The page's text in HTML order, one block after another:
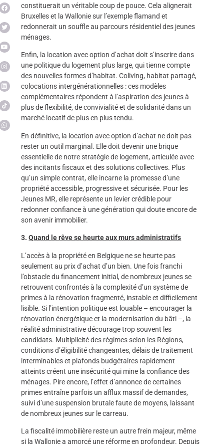
constituerait un véritable coup de pouce. Cela alignerait
Bruxelles et la Wallonie sur l’exemple flamand et
redonnerait un souffle au parcours résidentiel des jeunes
ménages.
Enfin, la location avec option d’achat doit s’inscrire dans
une politique du logement plus large, qui tienne compte
des nouvelles formes d’habitat. Coliving, habitat partagé,
colocations intergénérationnelles : ces modèles
complémentaires répondent à l’aspiration des jeunes à
plus de flexibilité, de convivialité et de solidarité dans un
marché locatif de plus en plus tendu.
En définitive, la location avec option d’achat ne doit pas
rester un outil marginal. Elle doit devenir une brique
essentielle de notre stratégie de logement, articulée avec
des incitants fiscaux et des solutions collectives. Plus
qu’un simple contrat, elle incarne la promesse d’une
propriété accessible, progressive et sécurisée. Pour les
Jeunes MR, elle représente un levier crédible pour
redonner confiance à une génération qui doute encore de
son avenir immobilier.
3.Quand le rêve se heurte aux murs administratifs
L’accès à la propriété en Belgique ne se heurte pas
seulement au prix d’achat d’un bien. Une fois franchi
l’obstacle du financement initial, de nombreux jeunes se
retrouvent confrontés à la complexité d’un système de
primes à la rénovation fragmenté, instable et difficilement
lisible. Si l’intention politique est louable – encourager la
rénovation énergétique et la modernisation du bâti –, la
réalité administrative décourage trop souvent les
candidats. Multiplicité des régimes selon les Régions,
conditions d’éligibilité changeantes, délais de traitement
interminables et plafonds budgétaires rapidement
atteints créent une insécurité qui mine la confiance des
ménages. Pire encore, l’effet d’annonce de certaines
primes entraîne parfois un afflux massif de demandes,
suivi d’une suspension brutale faute de moyens, laissant
de nombreux jeunes sur le carreau.
La fiscalité immobilière reste un autre frein majeur, même
si la Wallonie a amorcé une réforme en profondeur. Depuis